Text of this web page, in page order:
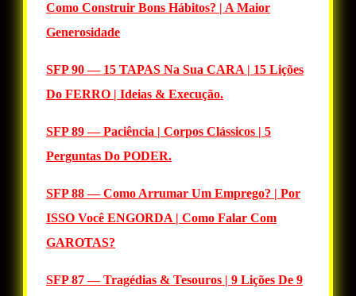
Como Construir Bons Hábitos? | A Maior
Generosidade
SFP 90 — 15 TAPAS Na Sua CARA | 15 Lições
Do FERRO | Ideias & Execução.
SFP 89 — Paciência | Corpos Clássicos | 5
Perguntas Do PODER.
SFP 88 — Como Arrumar Um Emprego? | Por
ISSO Você ENGORDA | Como Falar Com
GAROTAS?
SFP 87 — Tragédias & Tesouros | 9 Lições De 9